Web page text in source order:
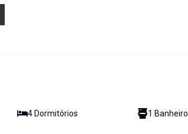
4Dormitórios 1 Banheiro